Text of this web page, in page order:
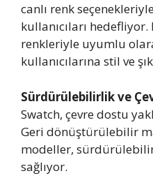
canlı renk
kullanıcıları
renkleriyle uyumlu
kullanıcılarına stil ve
Sürdürülebilirlik ve
Swatch, çevre dostu
Geri dönüştürülebilir
modeller,
sağlıyor.